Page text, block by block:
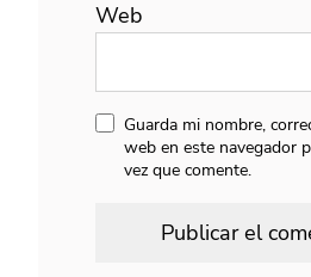
Web
Guarda mi nombre,
web en este navegador
vez que comente.